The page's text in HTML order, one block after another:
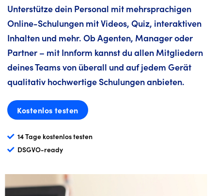
Unterstütze dein Personal mit mehrsprachigen
Online-Schulungen mit Videos, Quiz, interaktiven
Inhalten und mehr. Ob Agenten, Manager oder
Partner – mit Innform kannst du allen Mitgliedern
deines Teams von überall und auf jedem Gerät
qualitativ hochwertige Schulungen anbieten.
Kostenlos testen
14 Tage kostenlos testen
DSGVO-ready